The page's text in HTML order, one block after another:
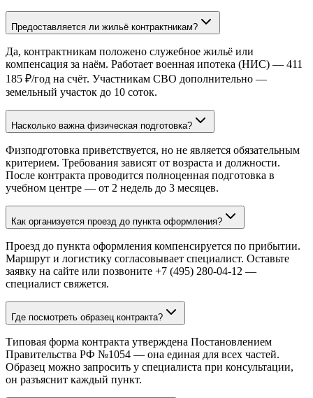
Предоставляется ли жильё контрактникам?
Да, контрактникам положено служебное жильё или
компенсация за наём. Работает военная ипотека (НИС) — 411
185 ₽/год на счёт. Участникам СВО дополнительно —
земельный участок до 10 соток.
Насколько важна физическая подготовка?
Физподготовка приветствуется, но не является обязательным
критерием. Требования зависят от возраста и должности.
После контракта проводится полноценная подготовка в
учебном центре — от 2 недель до 3 месяцев.
Как организуется проезд до пункта оформления?
Проезд до пункта оформления компенсируется по прибытии.
Маршрут и логистику согласовывает специалист. Оставьте
заявку на сайте или позвоните +7 (495) 280-04-12 —
специалист свяжется.
Где посмотреть образец контракта?
Типовая форма контракта утверждена Постановлением
Правительства РФ №1054 — она единая для всех частей.
Образец можно запросить у специалиста при консультации,
он разъяснит каждый пункт.